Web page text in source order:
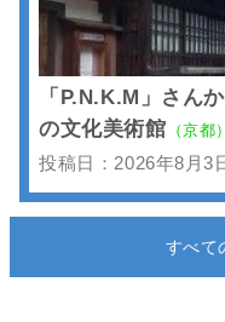
「P.N.K.M」さん
の文化美術館 （京都）
投稿日：2026年8月3
すべて